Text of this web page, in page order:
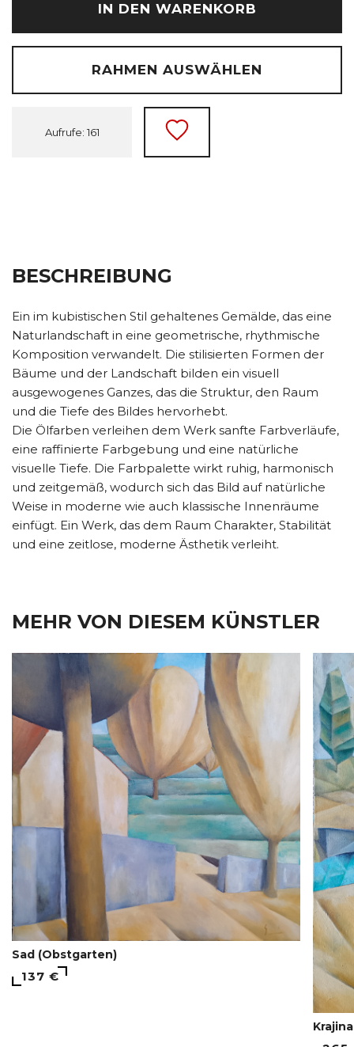
IN DEN WARENKORB
RAHMEN AUSWÄHLEN
Aufrufe: 161
BESCHREIBUNG
Ein im kubistischen Stil gehaltenes Gemälde, das eine
Naturlandschaft in eine geometrische, rhythmische
Komposition verwandelt. Die stilisierten Formen der
Bäume und der Landschaft bilden ein visuell
ausgewogenes Ganzes, das die Struktur, den Raum
und die Tiefe des Bildes hervorhebt.
Die Ölfarben verleihen dem Werk sanfte Farbverläufe,
eine raffinierte Farbgebung und eine natürliche
visuelle Tiefe. Die Farbpalette wirkt ruhig, harmonisch
und zeitgemäß, wodurch sich das Bild auf natürliche
Weise in moderne wie auch klassische Innenräume
einfügt. Ein Werk, das dem Raum Charakter, Stabilität
und eine zeitlose, moderne Ästhetik verleiht.
MEHR VON DIESEM KÜNSTLER
Sad (Obstgarten)
137 €